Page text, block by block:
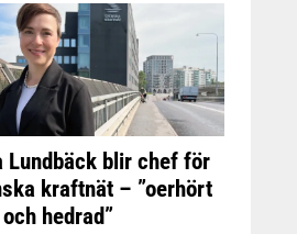
Lundbäck blir chef för
kraftnät – ”oerhört
hedrad”